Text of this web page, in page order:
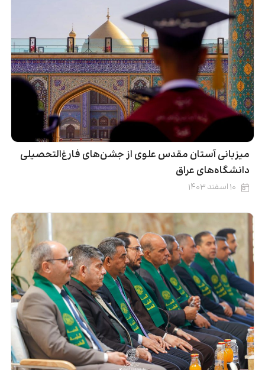
میزبانی آستان مقدس علوی از جشن‌های فارغ‌التحصیلی
دانشگاه‌های عراق
۱۰ اسفند ۱۴۰۳